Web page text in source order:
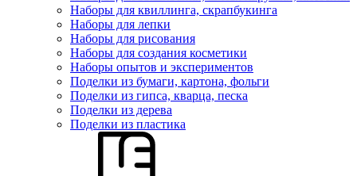
Наборы для квиллинга, скрапбукинга
Наборы для лепки
Наборы для рисования
Наборы для создания косметики
Наборы опытов и экспериментов
Поделки из бумаги, картона, фольги
Поделки из гипса, кварца, песка
Поделки из дерева
Поделки из пластика